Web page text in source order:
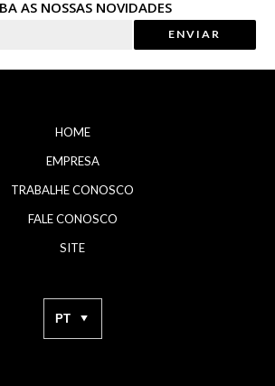
AS NOSSAS NOVIDADES
HOME
EMPRESA
TRABALHE CONOSCO
FALE CONOSCO
SITE